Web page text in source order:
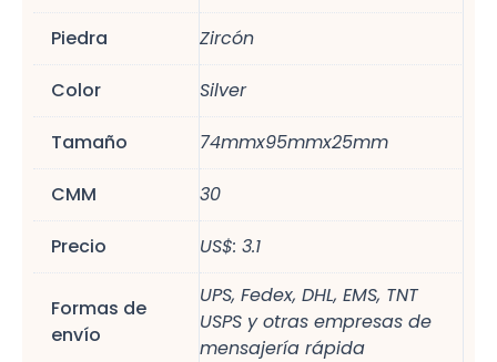
Piedra Zircón
Color Silver
Tamaño 74mmx95mmx25mm
CMM 30
Precio US$: 3.1
Formas de
envío
UPS, Fedex, DHL, EMS, TNT
USPS y otras empresas de
mensajería rápida